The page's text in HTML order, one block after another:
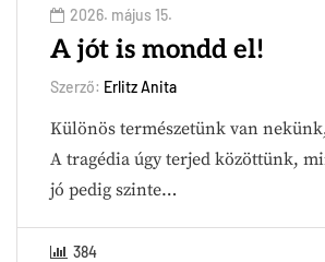
2026. május 15.
A jót is mondd el!
Szerző: Erlitz Anita
Különös természetünk van
A tragédia úgy terjed közöttünk,
jó pedig szinte…
384